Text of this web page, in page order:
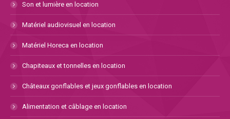
Son et lumière en location
Matériel audiovisuel en location
Matériel Horeca en location
Chapiteaux et tonnelles en location
Châteaux gonflables et jeux gonflables en location
Alimentation et câblage en location